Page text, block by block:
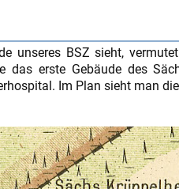
unseres BSZ sieht,
das erste Gebäude des
Im Plan sieht man